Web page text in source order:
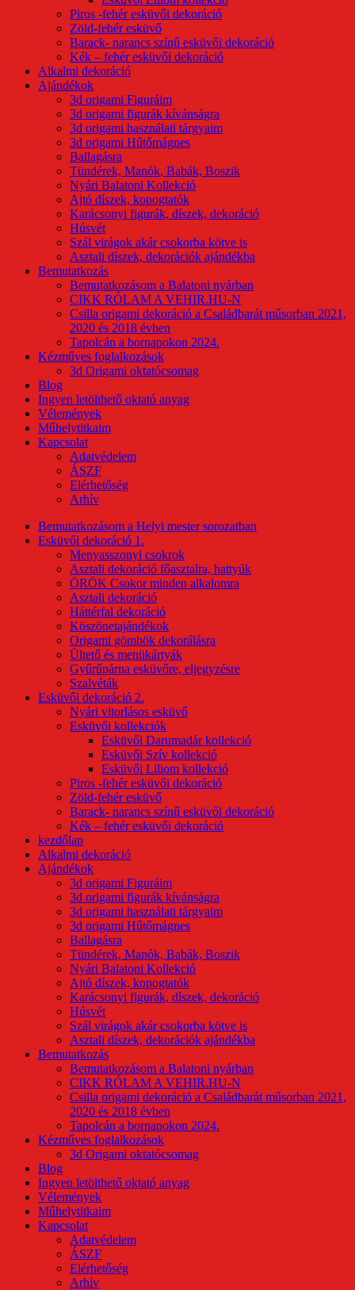
Piros -fehér esküvői dekoráció
Zöld-fehér esküvő
Barack- narancs színű esküvői dekoráció
Kék – fehér esküvői dekoráció
Alkalmi dekoráció
Ajándékok
3d origami Figuráim
3d origami figurák kívánságra
3d origami használati tárgyaim
3d origami Hűtőmágnes
Ballagásra
Tündérek, Manók, Babák, Boszik
Nyári Balatoni Kollekció
Ajtó díszek, kopogtatók
Karácsonyi figurák, díszek, dekoráció
Húsvét
Szál virágok akár csokorba kötve is
Asztali díszek, dekorációk ajándékba
Bemutatkozás
Bemutatkozásom a Balatoni nyárban
CIKK RÓLAM A VEHIR.HU-N
Csilla origami dekoráció a Családbarát műsorban 2021,
2020 és 2018 évben
Tapolcán a bornapokon 2024.
Kézműves foglalkozások
3d Origami oktatócsomag
Blog
Ingyen letölthető oktató anyag
Vélemények
Műhelytitkaim
Kapcsolat
Adatvédelem
ÁSZF
Elérhetőség
Arhív
Bemutatkozásom a Helyi mester sorozatban
Esküvői dekoráció 1.
Menyasszonyi csokrok
Asztali dekoráció főasztalra, hattyúk
ÖRÖK Csokor minden alkalomra
Asztali dekoráció
Háttérfal dekoráció
Köszönetajándékok
Origami gömbök dekorálásra
Ültető és menükártyák
Gyűrűpárna esküvőre, eljegyzésre
Szalvéták
Esküvői dekoráció 2.
Nyári vitorlásos esküvő
Esküvői kollekciók
Esküvői Darumadár kollekció
Esküvői Szív kollekció
Esküvői Liliom kollekció
Piros -fehér esküvői dekoráció
Zöld-fehér esküvő
Barack- narancs színű esküvői dekoráció
Kék – fehér esküvői dekoráció
kezdőlap
Alkalmi dekoráció
Ajándékok
3d origami Figuráim
3d origami figurák kívánságra
3d origami használati tárgyaim
3d origami Hűtőmágnes
Ballagásra
Tündérek, Manók, Babák, Boszik
Nyári Balatoni Kollekció
Ajtó díszek, kopogtatók
Karácsonyi figurák, díszek, dekoráció
Húsvét
Szál virágok akár csokorba kötve is
Asztali díszek, dekorációk ajándékba
Bemutatkozás
Bemutatkozásom a Balatoni nyárban
CIKK RÓLAM A VEHIR.HU-N
Csilla origami dekoráció a Családbarát műsorban 2021,
2020 és 2018 évben
Tapolcán a bornapokon 2024.
Kézműves foglalkozások
3d Origami oktatócsomag
Blog
Ingyen letölthető oktató anyag
Vélemények
Műhelytitkaim
Kapcsolat
Adatvédelem
ÁSZF
Elérhetőség
Arhív